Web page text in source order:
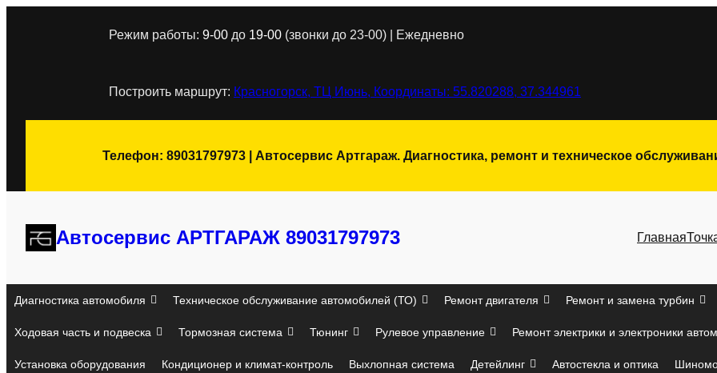
Режим работы: 9-00 до 19-00 (звонки до 23-00) | Ежедневно
Построить маршрут: Красногорск, ТЦ Июнь, Координаты: 55.820288, 37.344961
Телефон: 89031797973 | Автосервис Артгараж. Диагностика, ремонт и техническое
Автосервис АРТГАРАЖ 89031797973 Главная
Диагностика автомобиля Техническое обслуживание автомобилей (ТО) Ремонт двигателя Ремонт и замена турбин
Ходовая часть и подвеска Тормозная система Тюнинг Рулевое управление Ремонт электрики и электроники
Установка оборудования Кондиционер и климат-контроль Выхлопная система Детейлинг Автостекла и оптика